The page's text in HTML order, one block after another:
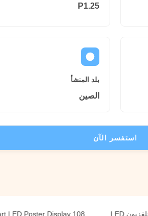
P1.25
بلد المنشأ
الصين
استفسر الآن
108 Inch Smart LED Poster Display